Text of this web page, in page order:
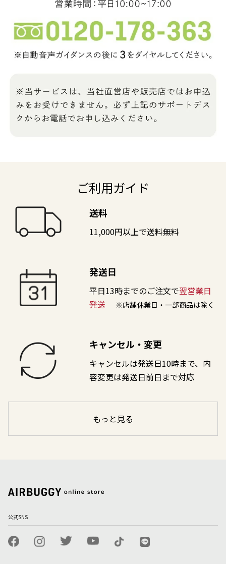
ご利用ガイド
送料
11,000円以上で送料無料
発送日
平日13時までのご注文で翌営業日
発送
※店舗休業日・一部商品は除く
キャンセル・変更
キャンセルは発送日10時まで、内
容変更は発送日前日まで対応
もっと見る
公式SNS